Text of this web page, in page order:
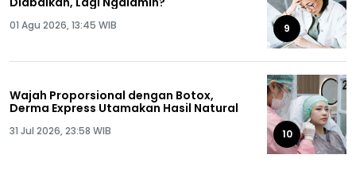
01 Agu 2026, 13:45 WIB 9
Wajah Proporsional dengan Botox,
Derma Express Utamakan Hasil Natural
31 Jul 2026, 23:58 WIB 10